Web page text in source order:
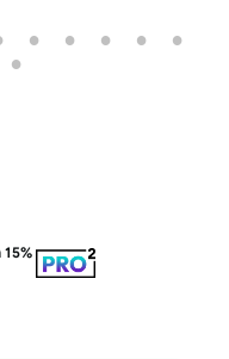
15% החזר כספי, מעניין אותך? *